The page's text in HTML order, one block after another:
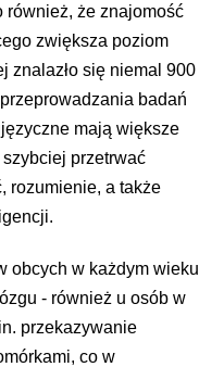
również, że znajomość
zwiększa poziom
znalazło się niemal 900
badań
mają większe
przetrwać
rozumienie, a także
obcych w każdym wieku
- również u osób w
przekazywanie
co w